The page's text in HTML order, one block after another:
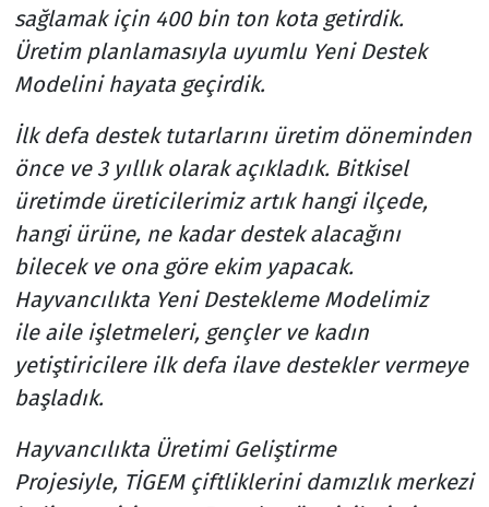
sağlamak için 400 bin ton kota getirdik.
Üretim planlamasıyla uyumlu Yeni Destek
Modelini hayata geçirdik.
İlk defa destek tutarlarını üretim döneminden
önce ve 3 yıllık olarak açıkladık. Bitkisel
üretimde üreticilerimiz artık hangi ilçede,
hangi ürüne, ne kadar destek alacağını
bilecek ve ona göre ekim yapacak.
Hayvancılıkta Yeni Destekleme Modelimiz
ile aile işletmeleri, gençler ve kadın
yetiştiricilere ilk defa ilave destekler vermeye
başladık.
Hayvancılıkta Üretimi Geliştirme
Projesiyle, TİGEM çiftliklerini damızlık merkezi